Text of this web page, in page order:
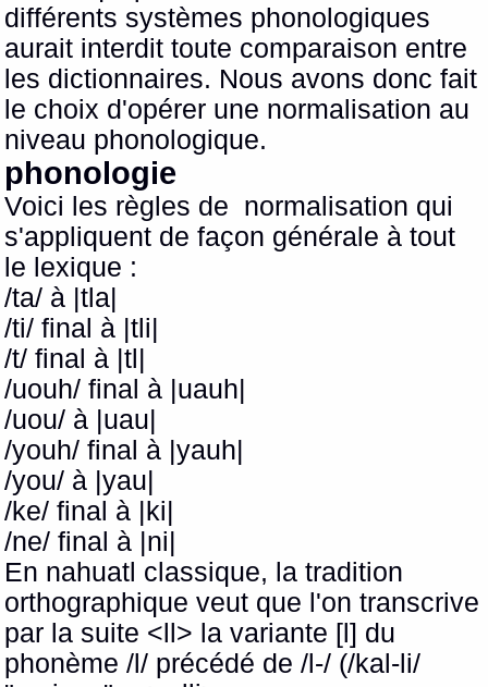
différents systèmes phonologiques
aurait interdit toute comparaison entre
les dictionnaires. Nous avons donc fait
le choix d'opérer une normalisation au
niveau phonologique.
phonologie
Voici les règles de normalisation qui
s'appliquent de façon générale à tout
le lexique :
/ta/ à |tla|
/ti/ final à |tli|
/t/ final à |tl|
/uouh/ final à |uauh|
/uou/ à |uau|
/youh/ final à |yauh|
/you/ à |yau|
/ke/ final à |ki|
/ne/ final à |ni|
En nahuatl classique, la tradition
orthographique veut que l'on transcrive
par la suite <ll> la variante [l] du
phonème /l/ précédé de /l-/ (/kal-li/